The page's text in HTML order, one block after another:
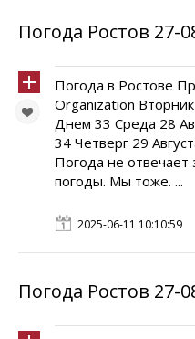
Погода Ростов 27-
Погода в Ростове
Organization
Днем 33 Среда 28
34 Четверг 29
Погода не отвечает
погоды. Мы тоже. ...
2025-06-11 10:10:59
Погода Ростов 27-